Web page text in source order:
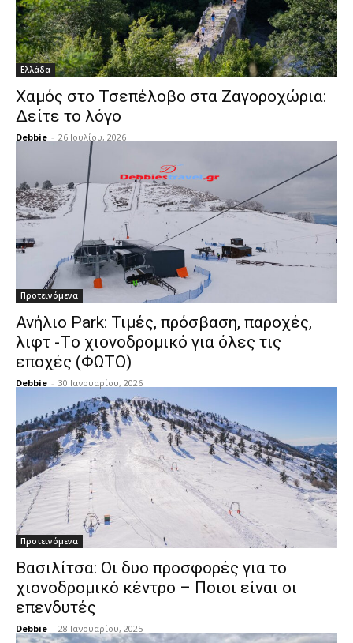
Ελλάδα
Χαμός στο Τσεπέλοβο στα Ζαγοροχώρια:
Δείτε το λόγο
Debbie - 26 Ιουλίου, 2026
Προτεινόμενα
Ανήλιο Park: Τιμές, πρόσβαση, παροχές,
λιφτ -Tο χιονοδρομικό για όλες τις
εποχές (ΦΩΤΟ)
Debbie - 30 Ιανουαρίου, 2026
Προτεινόμενα
Βασιλίτσα: Οι δυο προσφορές για το
χιονοδρομικό κέντρο – Ποιοι είναι οι
επενδυτές
Debbie - 28 Ιανουαρίου, 2025